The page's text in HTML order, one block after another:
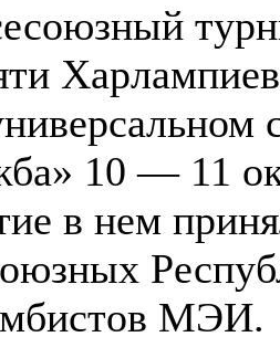
10 — 11
в нем
МЭИ.